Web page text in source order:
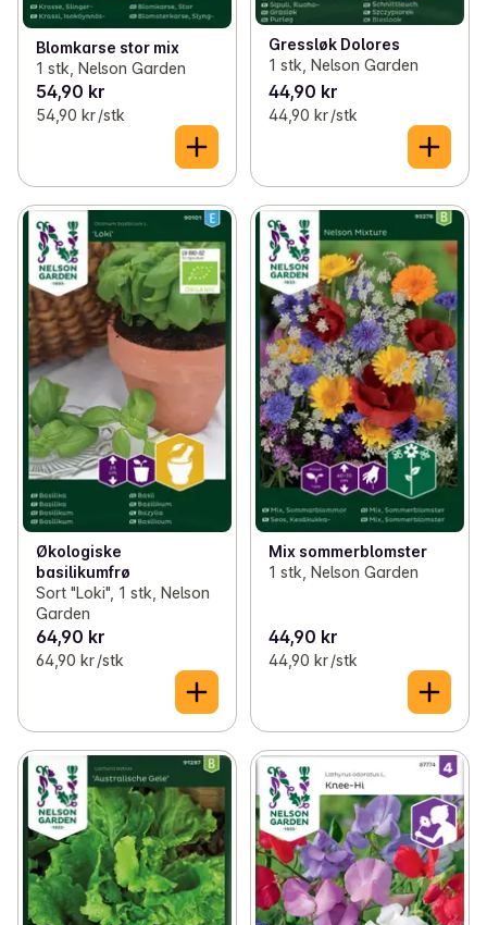
Blomkarse stor mix
1 stk, Nelson Garden
54,90 kr
54,90 kr /stk
Gressløk Dolores
1 stk, Nelson Garden
44,90 kr
44,90 kr /stk
Økologiske
basilikumfrø
Sort "Loki", 1 stk, Nelson
Garden
64,90 kr
64,90 kr /stk
Mix sommerblomster
1 stk, Nelson Garden
44,90 kr
44,90 kr /stk